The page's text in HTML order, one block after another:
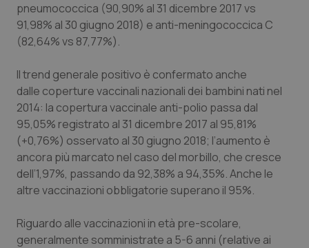
Veneto
Oncoematologia
Oncologia & Nutrizione
Psoriasi & pelle
Quotidiano Cardiologia
Quotidiano Chirurgia
Quotidiano Oncologia
Quotidiano Pediatria
pneumococcica (90,90% al 31 dicembre 2017 vs
91,98% al 30 giugno 2018) e anti-meningococcica C
(82,64% vs 87,77%).
Il trend generale positivo è confermato anche
dalle coperture vaccinali nazionali dei bambini nati nel
2014: la copertura vaccinale anti-polio passa dal
95,05% registrato al 31 dicembre 2017 al 95,81%
(+0,76%) osservato al 30 giugno 2018; l’aumento è
ancora più marcato nel caso del morbillo, che cresce
dell’1,97%, passando da 92,38% a 94,35%. Anche le
altre vaccinazioni obbligatorie superano il 95%.
Riguardo alle vaccinazioni in età pre-scolare,
generalmente somministrate a 5-6 anni (relative ai